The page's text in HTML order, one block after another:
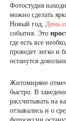
Фотостудия
можно сделать
Новый год, День
события. Это
где есть все
проведет легко и
останутся
Житомиряне
быстро. В
рассчитывать на
отзывались и о